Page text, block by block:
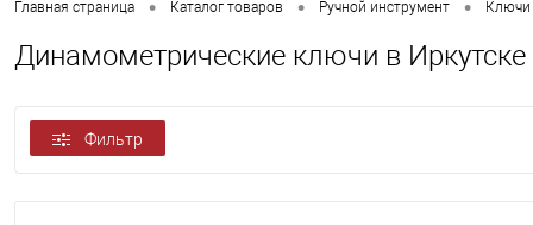
Главная страница • Каталог товаров • Ручной инструмент • Ключи
Динамометрические ключи в Иркутске
Фильтр